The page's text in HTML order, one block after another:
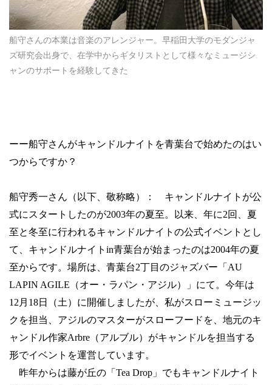
船守さんの本業は音楽のアレンジャー。早稲田大学のモダンジャ
ズ研究会出身で、在学中からギタリストとして様々なミュージシ
ャンのサポートを経験してきた
ーー船守さんがキャンドルナイトを青葉台で始めたのはい
つからですか？
船守秀一さん（以下、敬称略）： キャンドルナイトが公
式にスタートしたのが2003年の夏至。以来、年に2回、夏
至と冬至に行われるキャンドルナイトの公式イベントとし
て、キャンドルナイト in青葉台が始まったのは2004年の夏
至からです。場所は、青葉台2丁目のジャズバー「 AU
LAPIN AGILE （オー・ラパン・アジル）」にて。今年は
12 月 18日（土）に開催しましたが、私がスローミュージッ
クを担当、アジルのマスターがスローフードを、地元のキ
ャンドル作家Arbre （アルブル）がキャンドルを担当する
形でイベントを運営しています。
昨年からは藤が丘の「 Tea Drop 」でもキャンドルナイト